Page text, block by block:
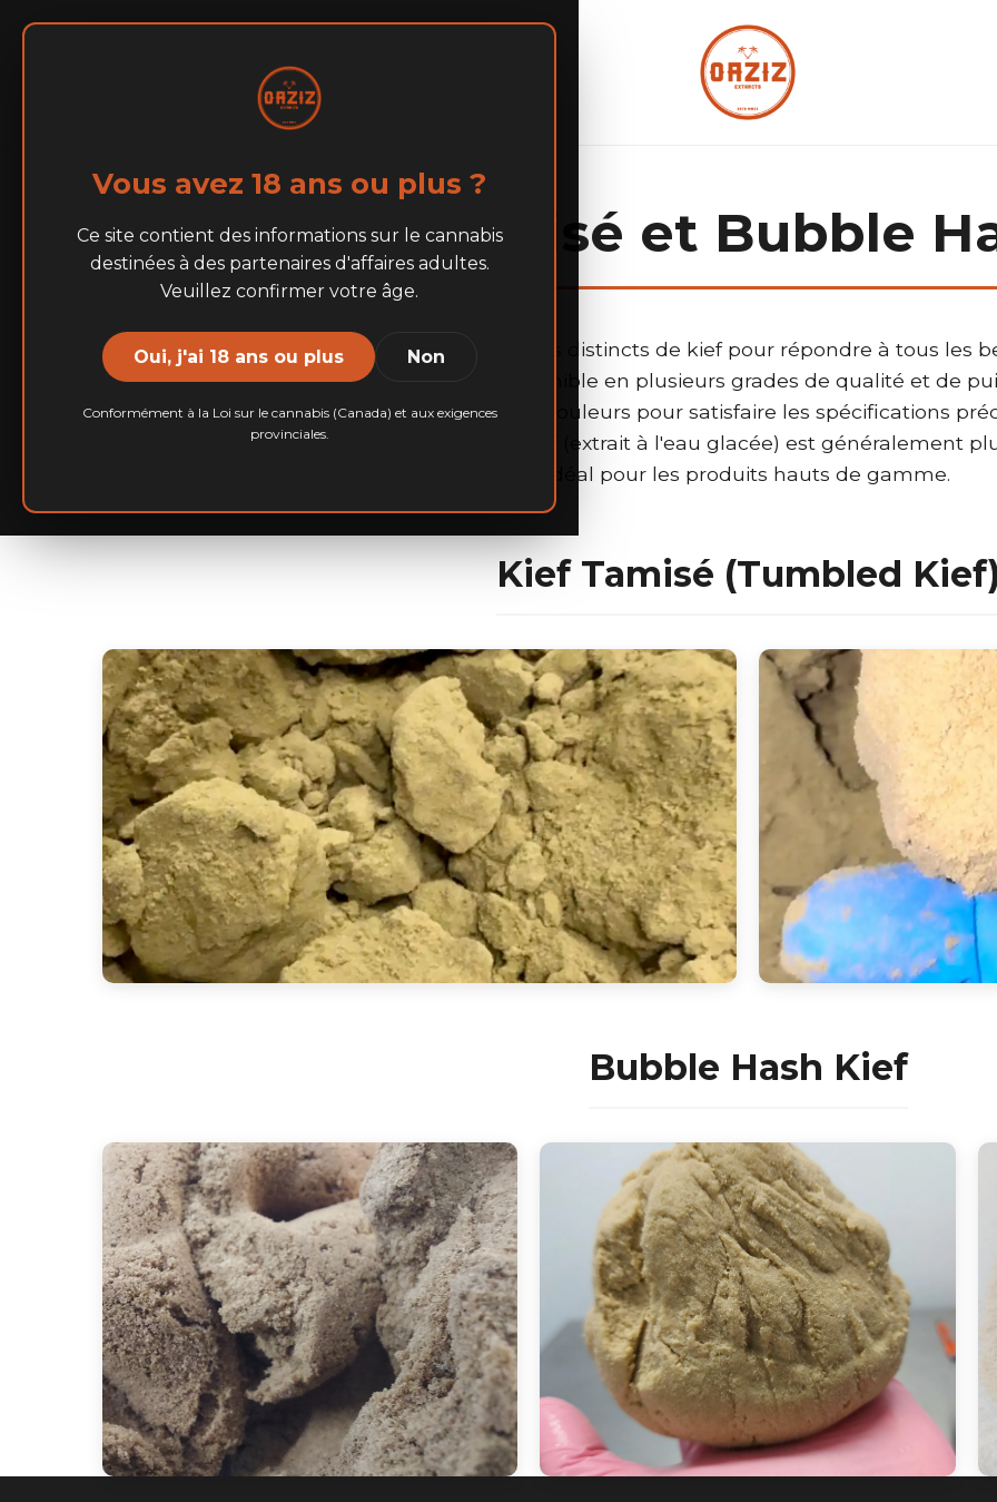
Vous avez 18 ans ou plus ?
Ce site contient des informations sur le cannabis
destinées à des partenaires d'affaires adultes.
Veuillez confirmer votre âge.
Oui, j'ai 18 ans ou plus Non
Conformément à la Loi sur le cannabis (Canada) et aux exigences
provinciales.
MARQUES
Kief Tamisé et Bubble
Nous offrons deux types distincts de kief pour répondre à tous les
Chaque type est disponible en plusieurs grades de qualité et de
variété de gammes de couleurs pour satisfaire les spécifications
Notre Bubble Hash Kief (extrait à l'eau glacée) est généralement
idéal pour les produits hauts de gamme.
Kief Tamisé (Tumbled
Bubble Hash Kief